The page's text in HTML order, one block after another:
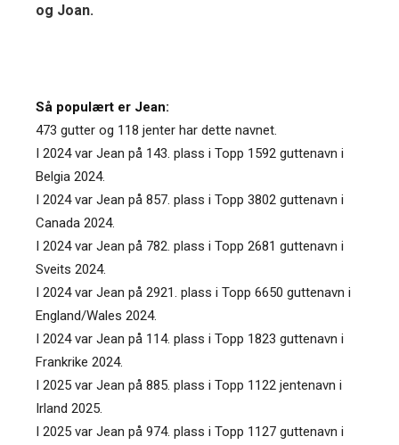
og Joan.
Så populært er Jean:
473 gutter og 118 jenter har dette navnet.
I 2024 var Jean på 143. plass i Topp 1592 guttenavn i
Belgia 2024.
I 2024 var Jean på 857. plass i Topp 3802 guttenavn i
Canada 2024.
I 2024 var Jean på 782. plass i Topp 2681 guttenavn i
Sveits 2024.
I 2024 var Jean på 2921. plass i Topp 6650 guttenavn i
England/Wales 2024.
I 2024 var Jean på 114. plass i Topp 1823 guttenavn i
Frankrike 2024.
I 2025 var Jean på 885. plass i Topp 1122 jentenavn i
Irland 2025.
I 2025 var Jean på 974. plass i Topp 1127 guttenavn i